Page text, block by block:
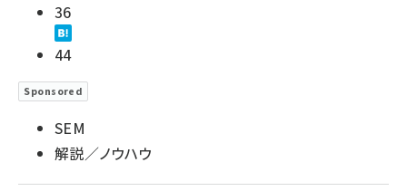
36
44
Sponsored
SEM
解説／ノウハウ